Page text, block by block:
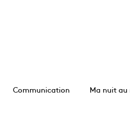
Communication Ma nuit au